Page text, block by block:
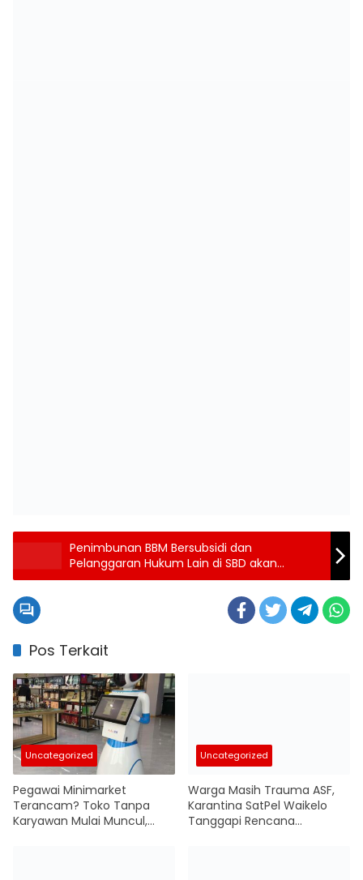
Penimbunan BBM Bersubsidi dan
Pelanggaran Hukum Lain di SBD akan
Ditindak Tegas
Pos Terkait
Uncategorized
Pegawai Minimarket
Terancam? Toko Tanpa
Karyawan Mulai Muncul,
Uncategorized
Warga Masih Trauma ASF,
Karantina SatPel Waikelo
Tanggapi Rencana